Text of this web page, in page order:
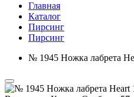
Главная
Каталог
Пирсинг
Пирсинг
№ 1945 Ножка лабрета